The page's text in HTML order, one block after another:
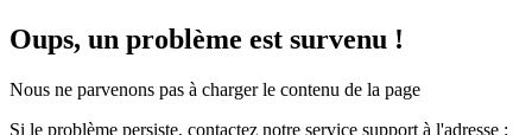
Oups, un problème est survenu !
Nous ne parvenons pas à charger le contenu de la page
Si le problème persiste, contactez notre service support à l'adresse :